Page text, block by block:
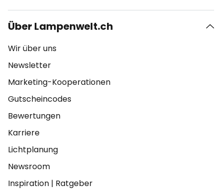
Über Lampenwelt.ch
Wir über uns
Newsletter
Marketing-Kooperationen
Gutscheincodes
Bewertungen
Karriere
Lichtplanung
Newsroom
Inspiration | Ratgeber